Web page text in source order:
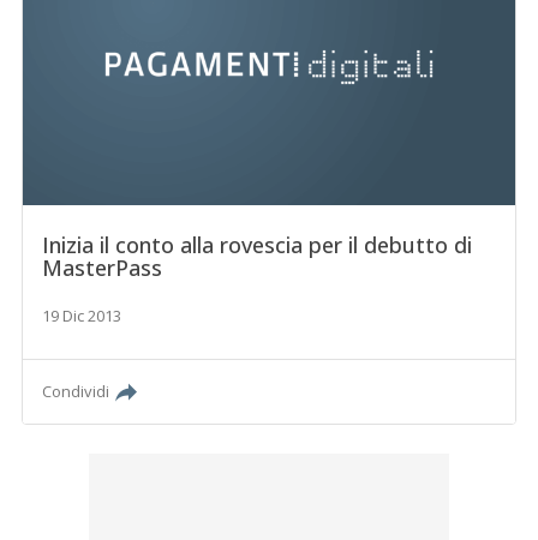
Inizia il conto alla rovescia per il debutto di
MasterPass
19 Dic 2013
Condividi